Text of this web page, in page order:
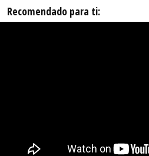
Recomendado para ti: